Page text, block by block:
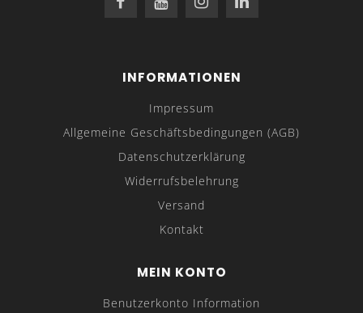
INFORMATIONEN
Impressum
Allgemeine Geschäftsbedingungen (AGB)
Datenschutzerklärung
Widerrufsbelehrung
Versand
Kontakt
MEIN KONTO
Benutzerkonto Information